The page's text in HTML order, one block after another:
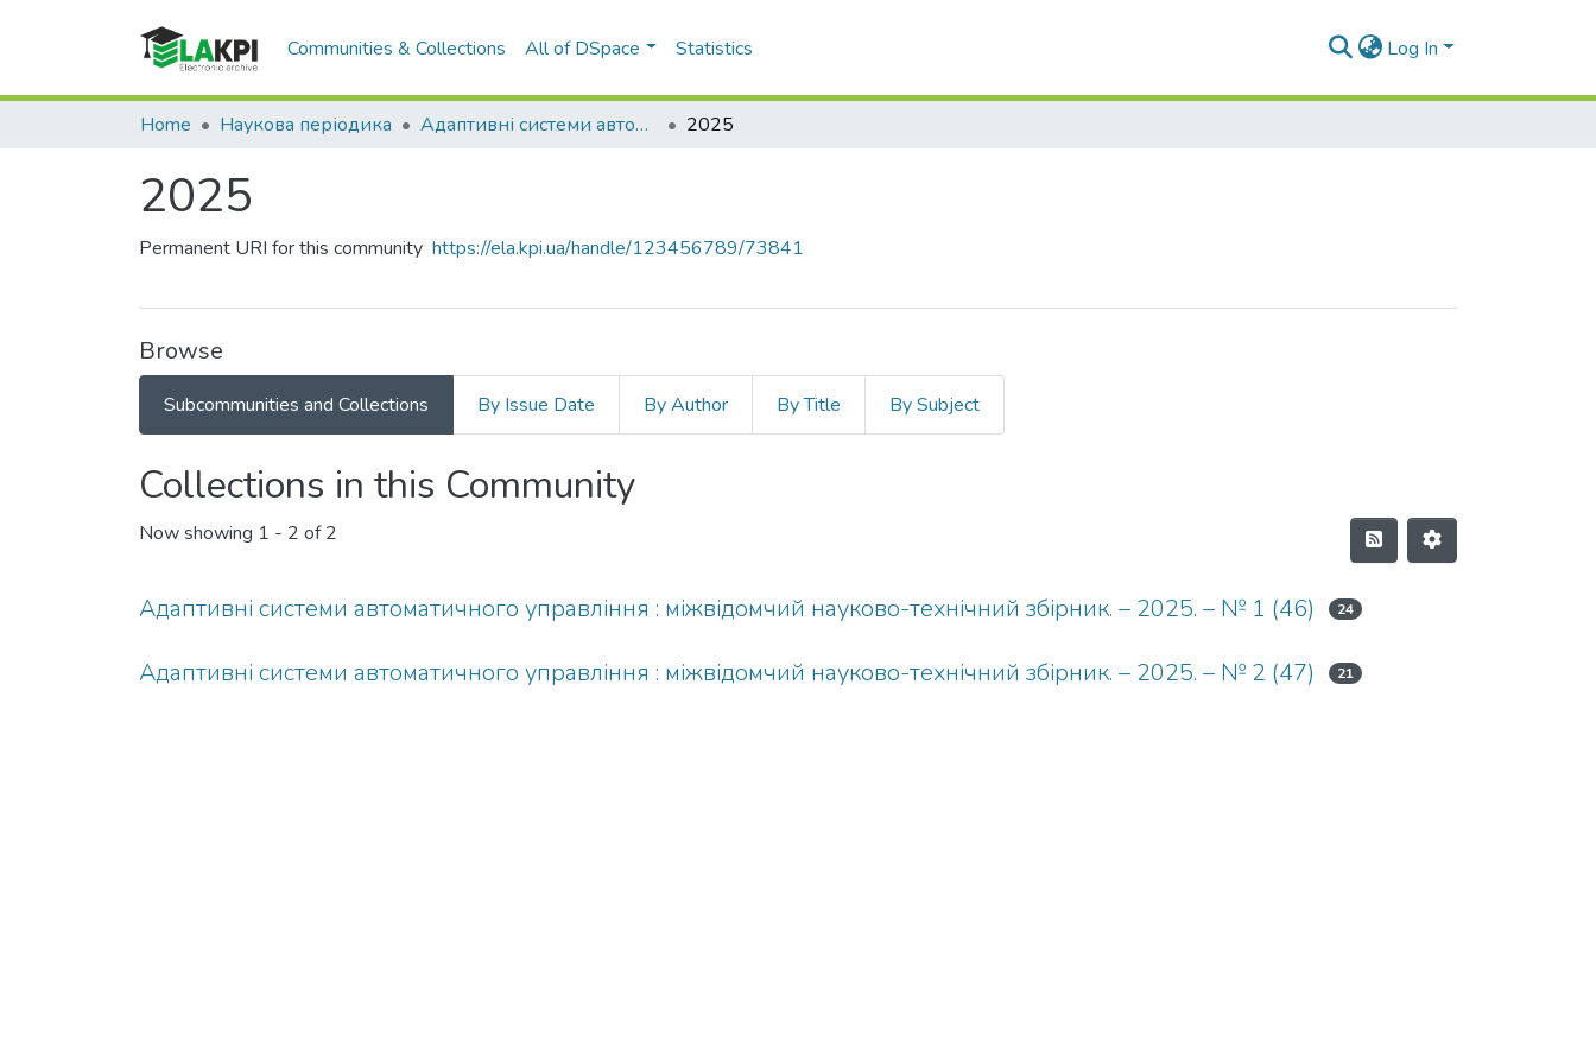
Communities & Collections All of DSpace Statistics Log In
Home Наукова періодика Адаптивні системи автоматичного управління 2025
2025
Permanent URI for this community https://ela.kpi.ua/handle/123456789/73841
Browse
Subcommunities and Collections By Issue Date By Author By Title By Subject
Collections in this Community
Now showing 1 - 2 of 2
Адаптивні системи автоматичного управління : міжвідомчий науково-технічний збірник. – 2025. – № 1 (46) 24
Адаптивні системи автоматичного управління : міжвідомчий науково-технічний збірник. – 2025. – № 2 (47) 21